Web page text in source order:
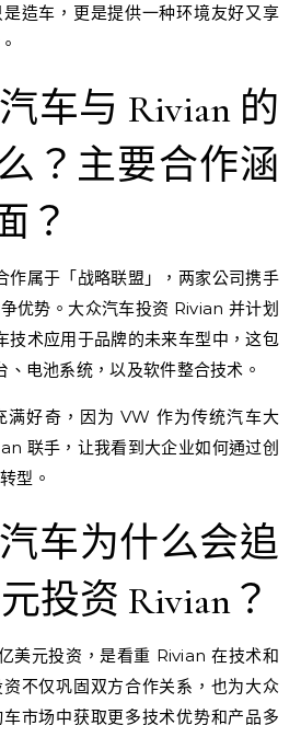
造车，更是提供一种环境友好又享
车与 Rivian 的
？主要合作涵
？
作属于「战略联盟」，两家公司携手
优势。大众汽车投资 Rivian 并计划
技术应用于品牌的未来车型中，这包
电池系统，以及软件整合技术。
满好奇，因为 VW 作为传统汽车大
联手，让我看到大企业如何通过创
型。
车为什么会追
投资 Rivian？
美元投资，是看重 Rivian 在技术和
不仅巩固双方合作关系，也为大众
市场中获取更多技术优势和产品多